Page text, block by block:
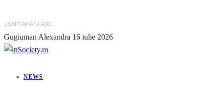
3 SĂPTĂMÂNI AGO
Gugiuman Alexandra 16 iulie 2026
NEWS